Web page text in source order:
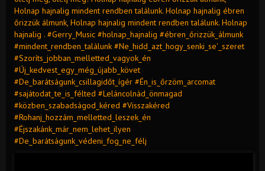
Holnap hajnalig mindent rendben találunk. Holnap hajnalig ébren
őrizzük álmunk, Holnap hajnalig mindent rendben találunk. Holnap
hajnalig . #Gerry_Music #holnap_hajnalig #ébren_őrizzük_álmunk
#mindent_rendben_találunk #Ne_hidd_azt_hogy_senki_se'_szeret
#Szoríts_jobban_melletted_vagyok_én
#Új_kedvest_egy_még_újabb_követ
#De_barátságunk_csillagidőt_ígér #Én_is_őrzöm_arcomat
#sajátodat_te_is_félted #Leláncolnád_önmagad
#közben_szabadságod_kéred #Visszakéred
#Rohanj_hozzám_melletted_leszek_én
#Éjszakánk_már_nem_lehet_ilyen
#De_barátságunk_védeni_fog_ne_félj